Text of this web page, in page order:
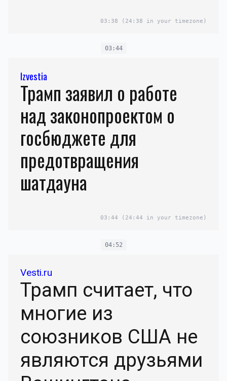
03:38 (24:38 in your timezone)
03:44
Izvestia
Трамп заявил о работе
над законопроектом о
госбюджете для
предотвращения
шатдауна
03:44 (24:44 in your timezone)
04:52
Vesti.ru
Трамп считает, что
многие из
союзников США не
являются друзьями